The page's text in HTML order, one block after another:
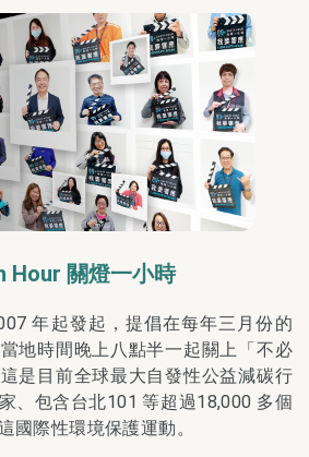
Hour 關燈一小時
年起發起，提倡在每年三月份的
地時間晚上八點半一起關上「不必
是目前全球最大自發性公益減碳行
、包含台北101 等超過18,000 多個
國際性環境保護運動。